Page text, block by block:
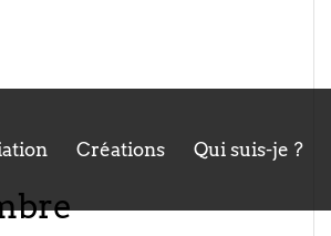
Créations Qui suis-je ?